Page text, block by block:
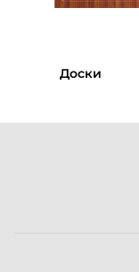
Доски